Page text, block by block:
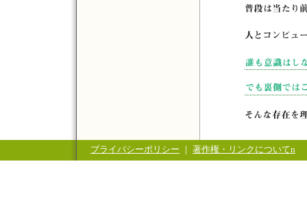
プライバシーポリシー ｜ 著作権・リンクについてn